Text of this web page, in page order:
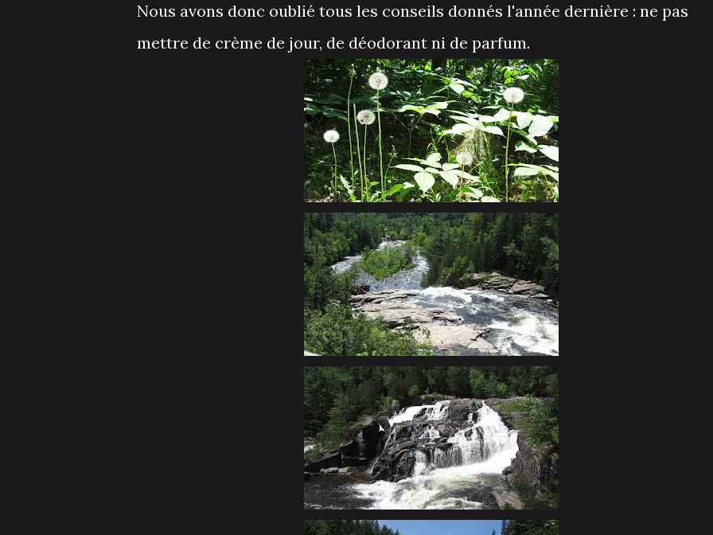
Nous avons donc oublié tous les conseils donnés l'année dernière : ne pas
mettre de crème de jour, de déodorant ni de parfum.